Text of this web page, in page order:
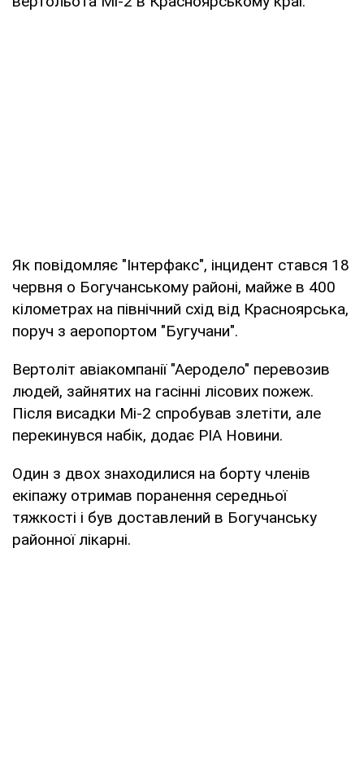
Як повідомляє "Інтерфакс", інцидент стався 18
червня о Богучанському районі, майже в 400
кілометрах на північний схід від Красноярська,
поруч з аеропортом "Бугучани".
Вертоліт авіакомпанії "Аеродело" перевозив
людей, зайнятих на гасінні лісових пожеж.
Після висадки Мі-2 спробував злетіти, але
перекинувся набік, додає РІА Новини.
Один з двох знаходилися на борту членів
екіпажу отримав поранення середньої
тяжкості і був доставлений в Богучанську
районної лікарні.